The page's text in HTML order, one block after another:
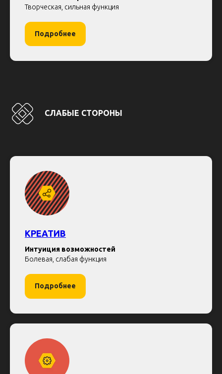
Творческая, сильная функция
Подробнее
СЛАБЫЕ СТОРОНЫ
КРЕАТИВ
Интуиция возможностей
Болевая, слабая функция
Подробнее